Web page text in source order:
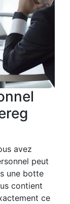
avez
peut
une botte
contient
ce